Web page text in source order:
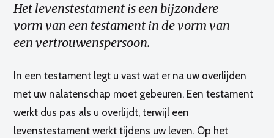
Het levenstestament is een bijzondere
vorm van een testament in de vorm van
een vertrouwenspersoon.
In een testament legt u vast wat er na uw overlijden
met uw nalatenschap moet gebeuren. Een testament
werkt dus pas als u overlijdt, terwijl een
levenstestament werkt tijdens uw leven. Op het